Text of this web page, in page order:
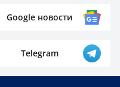
Google новости
Telegram